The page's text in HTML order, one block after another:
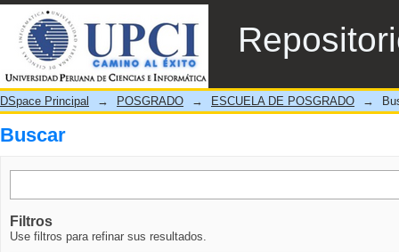
Buscar
DSpace Principal → POSGRADO → ESCUELA DE POSGRADO →
Buscar
Filtros
Use filtros para refinar sus resultados.